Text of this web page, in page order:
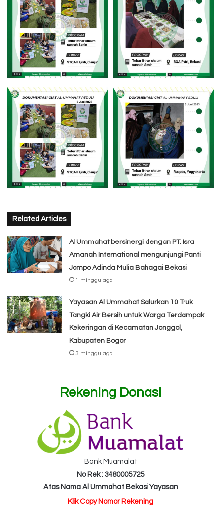
Related Articles
Al Ummahat bersinergi dengan PT. Isra
Amanah International mengunjungi Panti
Jompo Adinda Mulia Bahagai Bekasi
1 minggu ago
Yayasan Al Ummahat Salurkan 10 Truk
Tangki Air Bersih untuk Warga Terdampak
Kekeringan di Kecamatan Jonggol,
Kabupaten Bogor
3 minggu ago
Rekening Donasi
Bank Muamalat
No Rek : 3480005725
Atas Nama Al Ummahat Bekasi Yayasan
Klik Copy Nomor Rekening